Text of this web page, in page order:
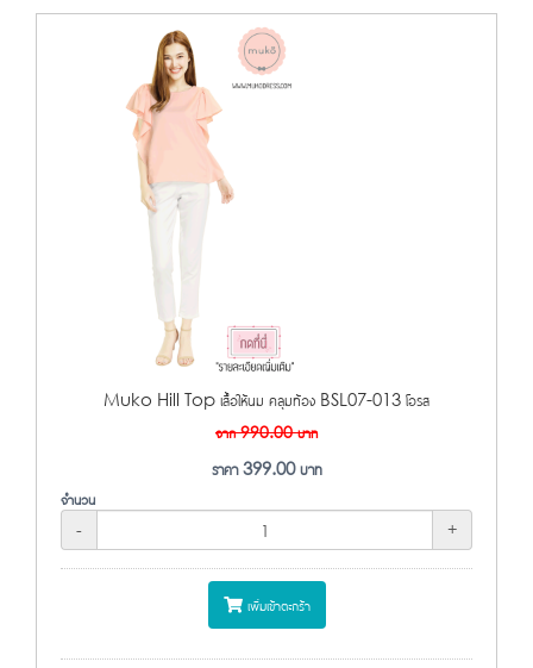
Muko Hill Top เสื้อให้นม คลุมท้อง BSL07-013 โอรส
จาก990.00บาท
ราคา399.00บาท
จำนวน
-
+
เพิ่มเข้าตะกร้า